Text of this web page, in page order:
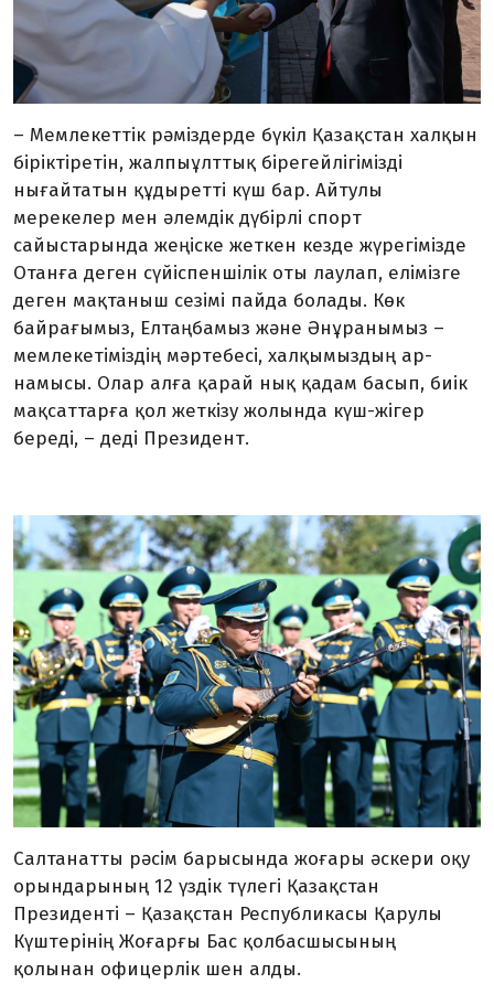
– Мемлекеттік рәміздерде бүкіл Қазақстан халқын
біріктіретін, жалпыұлттық бірегейлігімізді
нығайтатын құдыретті күш бар. Айтулы
мерекелер мен әлемдік дүбірлі спорт
сайыстарында жеңіске жеткен кезде жүрегімізде
Отанға деген сүйіспеншілік оты лаулап, елімізге
деген мақтаныш сезімі пайда болады. Көк
байрағымыз, Елтаңбамыз және Әнұранымыз –
мемлекетіміздің мәртебесі, халқымыздың ар-
намысы. Олар алға қарай нық қадам басып, биік
мақсаттарға қол жеткізу жолында күш-жігер
береді, – деді Президент.
Салтанатты рәсім барысында жоғары әскери оқу
орындарының 12 үздік түлегі Қазақстан
Президенті – Қазақстан Республикасы Қарулы
Күштерінің Жоғарғы Бас қолбасшысының
қолынан офицерлік шен алды.